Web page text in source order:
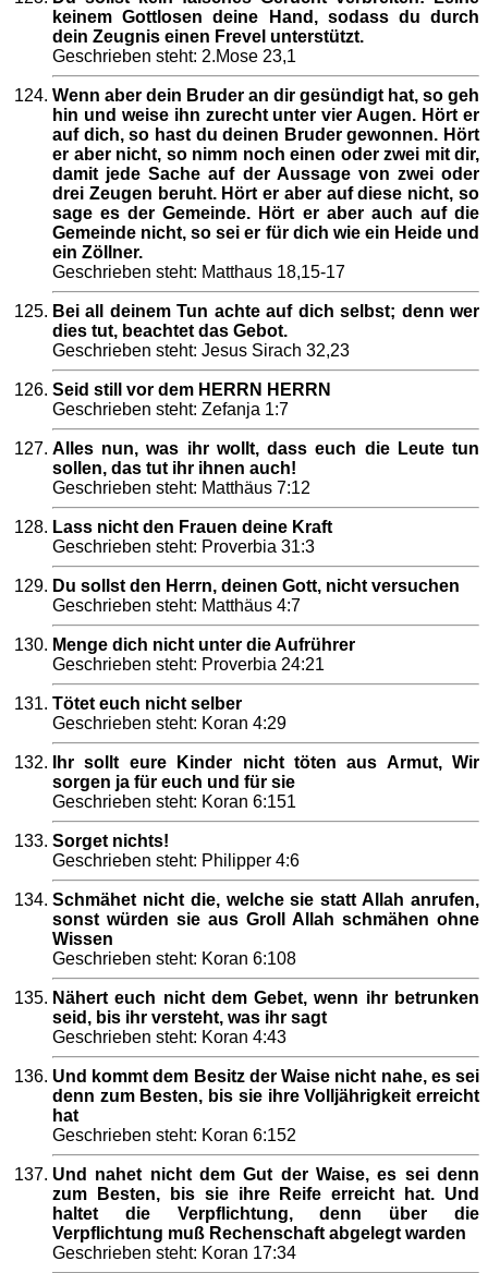
keinem Gottlosen deine Hand, sodass du durch
dein Zeugnis einen Frevel unterstützt.
Geschrieben steht: 2.Mose 23,1
Wenn aber dein Bruder an dir gesündigt hat, so geh
hin und weise ihn zurecht unter vier Augen. Hört er
auf dich, so hast du deinen Bruder gewonnen. Hört
er aber nicht, so nimm noch einen oder zwei mit dir,
damit jede Sache auf der Aussage von zwei oder
drei Zeugen beruht. Hört er aber auf diese nicht, so
sage es der Gemeinde. Hört er aber auch auf die
Gemeinde nicht, so sei er für dich wie ein Heide und
ein Zöllner.
Geschrieben steht: Matthaus 18,15-17
Bei all deinem Tun achte auf dich selbst; denn wer
dies tut, beachtet das Gebot.
Geschrieben steht: Jesus Sirach 32,23
Seid still vor dem HERRN HERRN
Geschrieben steht: Zefanja 1:7
Alles nun, was ihr wollt, dass euch die Leute tun
sollen, das tut ihr ihnen auch!
Geschrieben steht: Matthäus 7:12
Lass nicht den Frauen deine Kraft
Geschrieben steht: Proverbia 31:3
Du sollst den Herrn, deinen Gott, nicht versuchen
Geschrieben steht: Matthäus 4:7
Menge dich nicht unter die Aufrührer
Geschrieben steht: Proverbia 24:21
Tötet euch nicht selber
Geschrieben steht: Koran 4:29
Ihr sollt eure Kinder nicht töten aus Armut, Wir
sorgen ja für euch und für sie
Geschrieben steht: Koran 6:151
Sorget nichts!
Geschrieben steht: Philipper 4:6
Schmähet nicht die, welche sie statt Allah anrufen,
sonst würden sie aus Groll Allah schmähen ohne
Wissen
Geschrieben steht: Koran 6:108
Nähert euch nicht dem Gebet, wenn ihr betrunken
seid, bis ihr versteht, was ihr sagt
Geschrieben steht: Koran 4:43
Und kommt dem Besitz der Waise nicht nahe, es sei
denn zum Besten, bis sie ihre Volljährigkeit erreicht
hat
Geschrieben steht: Koran 6:152
Und nahet nicht dem Gut der Waise, es sei denn
zum Besten, bis sie ihre Reife erreicht hat. Und
haltet die Verpflichtung, denn über die
Verpflichtung muß Rechenschaft abgelegt warden
Geschrieben steht: Koran 17:34